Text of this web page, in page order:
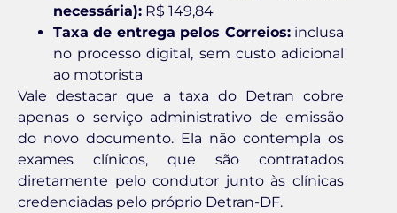
necessária): R$ 149,84
Taxa de entrega pelos Correios:inclusa
no processo digital, sem custo adicional
ao motorista
Vale destacar que a taxa do Detran cobre
apenas o serviço administrativo de emissão
do novo documento. Ela não contempla os
exames clínicos, que são contratados
diretamente pelo condutor junto às clínicas
credenciadas pelo próprio Detran-DF.